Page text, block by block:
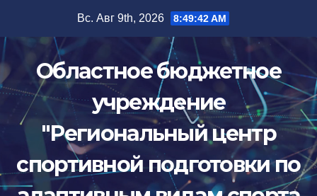
содержимому
Вс. Авг 9th, 2026 8:49:43 AM
Областное бюджетное
учреждение
"Региональный центр
спортивной подготовки по